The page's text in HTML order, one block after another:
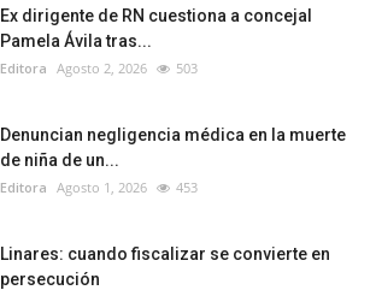
Ex dirigente de RN cuestiona a concejal
Pamela Ávila tras...
Editora Agosto 2, 2026 503
Denuncian negligencia médica en la muerte
de niña de un...
Editora Agosto 1, 2026 453
Linares: cuando fiscalizar se convierte en
persecución